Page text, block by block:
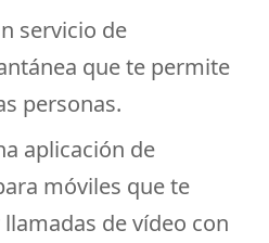
servicio de
que te permite
personas.
aplicación de
móviles que te
de vídeo con